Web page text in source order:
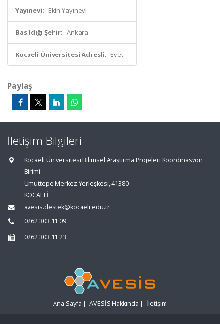
Yayınevi: Ekin Yayınevi
Basıldığı Şehir: Ankara
Kocaeli Üniversitesi Adresli: Evet
Paylaş
İletişim Bilgileri
Kocaeli Üniversitesi Bilimsel Araştırma Projeleri Koordinasyon
Birimi
Umuttepe Merkez Yerleşkesi, 41380
KOCAELİ
avesis.destek@kocaeli.edu.tr
0262 303 11 09
0262 303 11 23
Ana Sayfa | AVESİS Hakkında | İletişim